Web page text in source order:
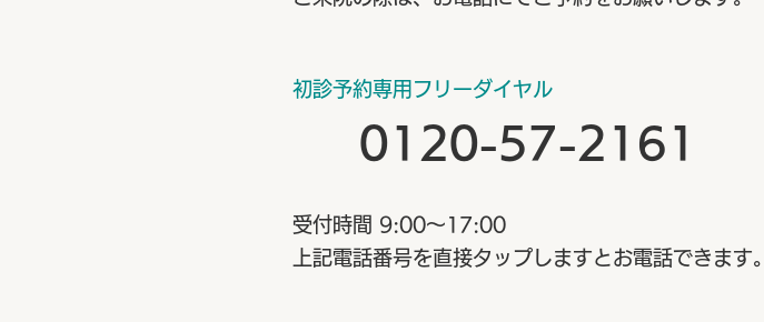
初診予約専用フリーダイヤル
0120-57-2161
受付時間 9:00～17:00
上記電話番号を直接タップしますとお電話できます。